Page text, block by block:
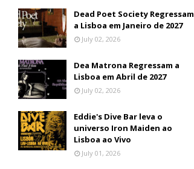
Dead Poet Society Regressam
a Lisboa em Janeiro de 2027
July 02, 2026
Dea Matrona Regressam a
Lisboa em Abril de 2027
July 02, 2026
Eddie's Dive Bar leva o
universo Iron Maiden ao
Lisboa ao Vivo
July 01, 2026